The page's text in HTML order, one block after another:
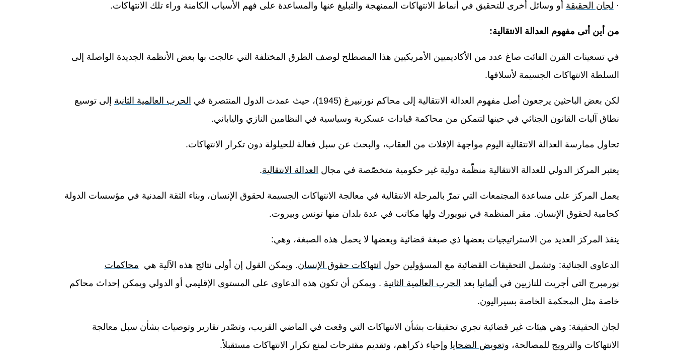
· لجان الحقيقة أو وسائل أخرى للتحقيق في أنماط الانتهاكات الممنهجة والتبليغ عنها والمساعدة على فهم الأسباب الكامنة وراء تلك الانتهاكات.
من أين أتى مفهوم العدالة الانتقالية:
في تسعينات القرن الفائت صاغ عدد من الأكاديميين الأمريكيين هذا المصطلح لوصف الطرق المختلفة التي عالجت بها بعض الأنظمة الجديدة الواصلة إلى
السلطة الانتهاكات الجسيمة لأسلافها.
لكن بعض الباحثين يرجعون أصل مفهوم العدالة الانتقالية إلى محاكم نورنبيرغ (1945) ، حيث عمدت الدول المنتصرة في الحرب العالمية الثانية إلى توسيع
نطاق آليات القانون الجنائي في حينها لتتمكن من محاكمة قيادات عسكرية وسياسية في النظامين النازي والياباني.
تحاول ممارسة العدالة الانتقالية اليوم مواجهة الإفلات من العقاب، والبحث عن سبل فعالة للحيلولة دون تكرار الانتهاكات.
يعتبر المركز الدولي للعدالة الانتقالية منظّمة دولية غير حكومية متخصّصة في مجال العدالة الانتقالية.
يعمل المركز على مساعدة المجتمعات التي تمرّ بالمرحلة الانتقالية في معالجة الانتهاكات الجسيمة لحقوق الإنسان، وبناء الثقة المدنية في مؤسسات الدولة
كحامية لحقوق الإنسان. مقر المنظمة في نيويورك ولها مكاتب في عدة بلدان منها تونس وبيروت.
ينفذ المركز العديد من الاستراتيجيات بعضها ذي صبغة قضائية وبعضها لا يحمل هذه الصبغة، وهي:
الدعاوى الجنائية: وتشمل التحقيقات القضائية مع المسؤولين حول انتهاكات حقوق الإنسان. ويمكن القول إن أولى نتائج هذه الآلية هي محاكمات
نورمبرج التي أجريت للنازيين في ألمانيا بعد الحرب العالمية الثانية . ويمكن أن تكون هذه الدعاوى على المستوى الإقليمي أو الدولي ويمكن إحداث محاكم
خاصة مثل المحكمة الخاصة بسيراليون.
لجان الحقيقة: وهي هيئات غير قضائية تجري تحقيقات بشأن الانتهاكات التي وقعت في الماضي القريب، وتصْدر تقارير وتوصيات بشأن سبل معالجة
الانتهاكات والترويج للمصالحة، وتعويض الضحايا وإحياء ذكراهم، وتقديم مقترحات لمنع تكرار الانتهاكات مستقبلاً.